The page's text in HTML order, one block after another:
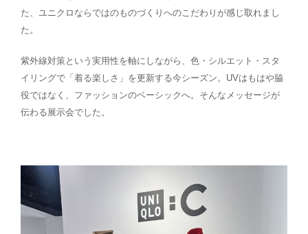
た、ユニクロならではのものづくりへのこだわりが感じ取れまし
た。
紫外線対策という実用性を軸にしながら、色・シルエット・スタ
イリングで「着る楽しさ」を更新する今シーズン。UVはもはや脇
役ではなく、ファッションのベーシックへ。そんなメッセージが
伝わる展示会でした。